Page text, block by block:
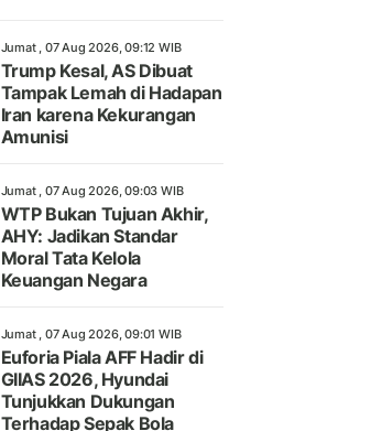
Jumat , 07 Aug 2026, 09:12 WIB
Trump Kesal, AS Dibuat
Tampak Lemah di Hadapan
Iran karena Kekurangan
Amunisi
Jumat , 07 Aug 2026, 09:03 WIB
WTP Bukan Tujuan Akhir,
AHY: Jadikan Standar
Moral Tata Kelola
Keuangan Negara
Jumat , 07 Aug 2026, 09:01 WIB
Euforia Piala AFF Hadir di
GIIAS 2026, Hyundai
Tunjukkan Dukungan
Terhadap Sepak Bola